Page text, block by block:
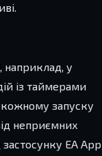
наприклад, у
із таймерами
кожному запуску
неприємних
EA App